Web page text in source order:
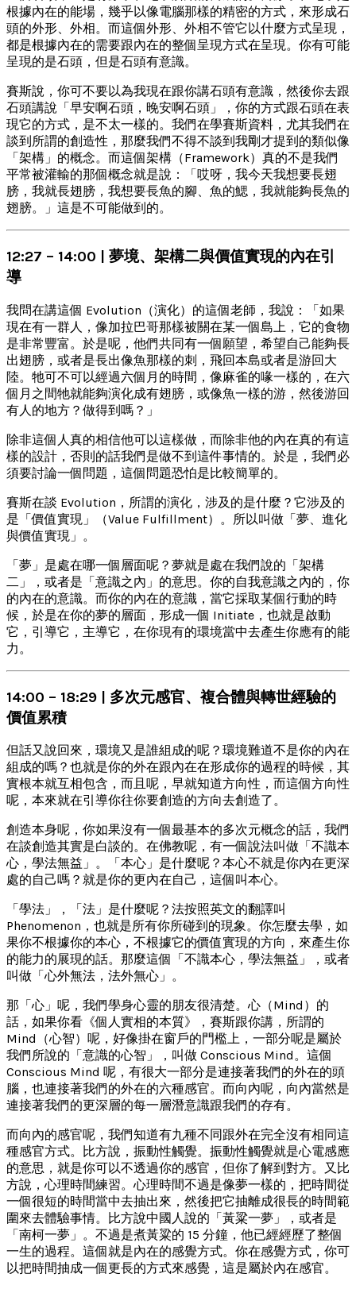
根據內在的能場，幾乎以像電腦那樣的精密的方式，來形成石
頭的外形、外相。而這個外形、外相不管它以什麼方式呈現，
都是根據內在的需要跟內在的整個呈現方式在呈現。你有可能
呈現的是石頭，但是石頭有意識。
賽斯說，你可不要以為我現在跟你講石頭有意識，然後你去跟
石頭講說「早安啊石頭，晚安啊石頭」，你的方式跟石頭在表
現它的方式，是不太一樣的。我們在學賽斯資料，尤其我們在
談到所謂的創造性，那麼我們不得不談到我剛才提到的類似像
「架構」的概念。而這個架構（Framework）真的不是我們
平常被灌輸的那個概念就是說：「哎呀，我今天我想要長翅
膀，我就長翅膀，我想要長魚的腳、魚的鰓，我就能夠長魚的
翅膀。」這是不可能做到的。
12:27 – 14:00 | 夢境、架構二與價值實現的內在引
導
我問在講這個 Evolution（演化）的這個老師，我說：「如果
現在有一群人，像加拉巴哥那樣被關在某一個島上，它的食物
是非常豐富。於是呢，他們共同有一個願望，希望自己能夠長
出翅膀，或者是長出像魚那樣的刺，飛回本島或者是游回大
陸。牠可不可以經過六個月的時間，像麻雀的喙一樣的，在六
個月之間牠就能夠演化成有翅膀，或像魚一樣的游，然後游回
有人的地方？做得到嗎？」
除非這個人真的相信他可以這樣做，而除非他的內在真的有這
樣的設計，否則的話我們是做不到這件事情的。於是，我們必
須要討論一個問題，這個問題恐怕是比較簡單的。
賽斯在談 Evolution，所謂的演化，涉及的是什麼？它涉及的
是「價值實現」（Value Fulfillment）。所以叫做「夢、進化
與價值實現」。
「夢」是處在哪一個層面呢？夢就是處在我們說的「架構
二」，或者是「意識之內」的意思。你的自我意識之內的，你
的內在的意識。而你的內在的意識，當它採取某個行動的時
候，於是在你的夢的層面，形成一個 Initiate，也就是啟動
它，引導它，主導它，在你現有的環境當中去產生你應有的能
力。
14:00 – 18:29 | 多次元感官、複合體與轉世經驗的
價值累積
但話又說回來，環境又是誰組成的呢？環境難道不是你的內在
組成的嗎？也就是你的外在跟內在在形成你的過程的時候，其
實根本就互相包含，而且呢，早就知道方向性，而這個方向性
呢，本來就在引導你往你要創造的方向去創造了。
創造本身呢，你如果沒有一個最基本的多次元概念的話，我們
在談創造其實是白談的。在佛教呢，有一個說法叫做「不識本
心，學法無益」。「本心」是什麼呢？本心不就是你內在更深
處的自己嗎？就是你的更內在自己，這個叫本心。
「學法」，「法」是什麼呢？法按照英文的翻譯叫
Phenomenon，也就是所有你所碰到的現象。你怎麼去學，如
果你不根據你的本心，不根據它的價值實現的方向，來產生你
的能力的展現的話。那麼這個「不識本心，學法無益」，或者
叫做「心外無法，法外無心」。
那「心」呢，我們學身心靈的朋友很清楚。心（Mind）的
話，如果你看《個人實相的本質》，賽斯跟你講，所謂的
Mind（心智）呢，好像掛在窗戶的門檻上，一部分呢是屬於
我們所說的「意識的心智」，叫做 Conscious Mind。這個
Conscious Mind 呢，有很大一部分是連接著我們的外在的頭
腦，也連接著我們的外在的六種感官。而向內呢，向內當然是
連接著我們的更深層的每一層潛意識跟我們的存有。
而向內的感官呢，我們知道有九種不同跟外在完全沒有相同這
種感官方式。比方說，振動性觸覺。振動性觸覺就是心電感應
的意思，就是你可以不透過你的感官，但你了解到對方。又比
方說，心理時間練習。心理時間不過是像夢一樣的，把時間從
一個很短的時間當中去抽出來，然後把它抽離成很長的時間範
圍來去體驗事情。比方說中國人說的「黃粱一夢」，或者是
「南柯一夢」。不過是煮黃粱的 15 分鐘，他已經經歷了整個
一生的過程。這個就是內在的感覺方式。你在感覺方式，你可
以把時間抽成一個更長的方式來感覺，這是屬於內在感官。